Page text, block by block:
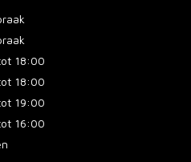
18:00
18:00
19:00
16:00